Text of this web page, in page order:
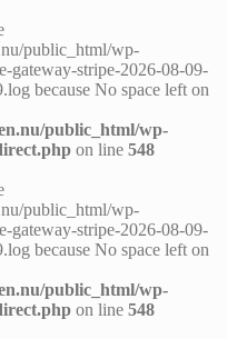
public_html/wp-
gateway-stripe-2026-08-09-
because No space left on
public_html/wp-
on line 548
public_html/wp-
gateway-stripe-2026-08-09-
because No space left on
public_html/wp-
on line 548